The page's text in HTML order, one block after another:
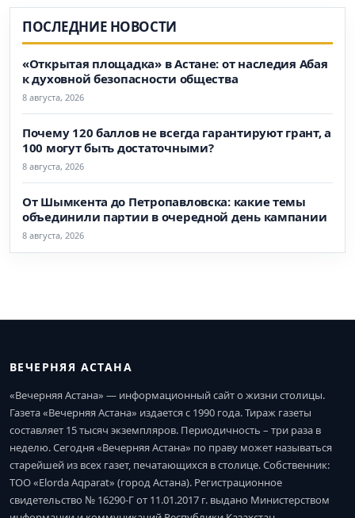
ПОСЛЕДНИЕ НОВОСТИ
«Открытая площадка» в Астане: от наследия Абая
к духовной безопасности общества
8 августа, 2026
Почему 120 баллов не всегда гарантируют грант, а
100 могут быть достаточными?
8 августа, 2026
От Шымкента до Петропавловска: какие темы
объединили партии в очередной день кампании
8 августа, 2026
ВЕЧЕРНЯЯ АСТАНА
«Вечерняя Астана» — информационный сайт о жизни столицы.
Газета «Вечерняя Астана» издается с 1990 года. Тираж газеты
составляет 15 тысяч экземпляров. Периодичность – три раза в
неделю. Сегодня «Вечерняя Астана» по праву может называться
старейшей из всех газет, печатающихся в столице. Собственник:
ТОО «Elorda Aqparat» (город Астана). Регистрационное
свидетельство № 16290-Г от 11.01.2017 г. выдано Министерством